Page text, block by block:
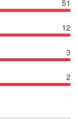
51
12
3
2